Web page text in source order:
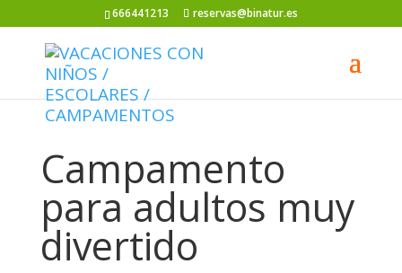
666441213 reservas@binatur.es
Campamento
para adultos muy
divertido